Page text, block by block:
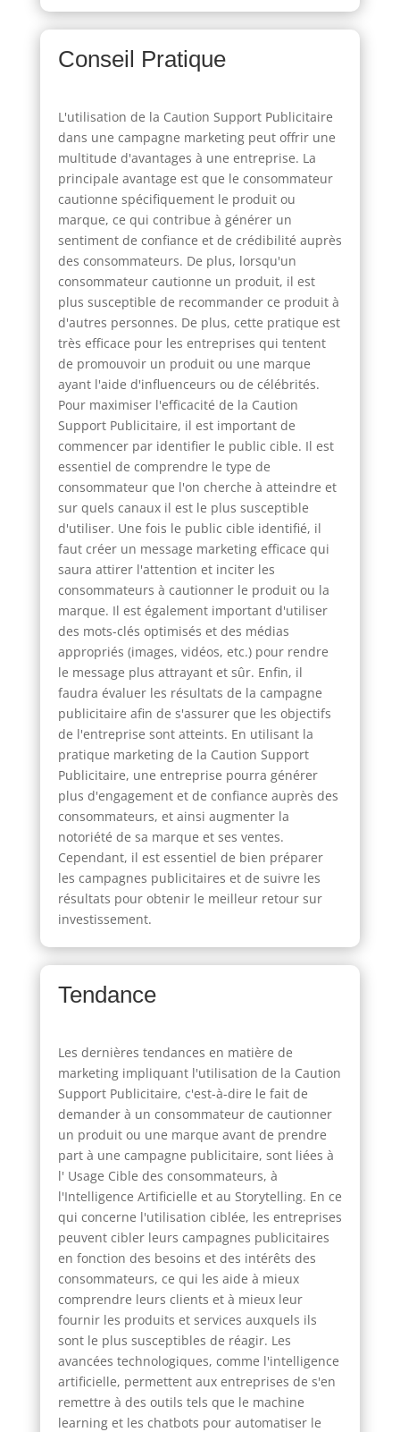
Conseil Pratique
L'utilisation de la Caution Support Publicitaire
dans une campagne marketing peut offrir une
multitude d'avantages à une entreprise. La
principale avantage est que le consommateur
cautionne spécifiquement le produit ou
marque, ce qui contribue à générer un
sentiment de confiance et de crédibilité auprès
des consommateurs. De plus, lorsqu'un
consommateur cautionne un produit, il est
plus susceptible de recommander ce produit à
d'autres personnes. De plus, cette pratique est
très efficace pour les entreprises qui tentent
de promouvoir un produit ou une marque
ayant l'aide d'influenceurs ou de célébrités.
Pour maximiser l'efficacité de la Caution
Support Publicitaire, il est important de
commencer par identifier le public cible. Il est
essentiel de comprendre le type de
consommateur que l'on cherche à atteindre et
sur quels canaux il est le plus susceptible
d'utiliser. Une fois le public cible identifié, il
faut créer un message marketing efficace qui
saura attirer l'attention et inciter les
consommateurs à cautionner le produit ou la
marque. Il est également important d'utiliser
des mots-clés optimisés et des médias
appropriés (images, vidéos, etc.) pour rendre
le message plus attrayant et sûr. Enfin, il
faudra évaluer les résultats de la campagne
publicitaire afin de s'assurer que les objectifs
de l'entreprise sont atteints. En utilisant la
pratique marketing de la Caution Support
Publicitaire, une entreprise pourra générer
plus d'engagement et de confiance auprès des
consommateurs, et ainsi augmenter la
notoriété de sa marque et ses ventes.
Cependant, il est essentiel de bien préparer
les campagnes publicitaires et de suivre les
résultats pour obtenir le meilleur retour sur
investissement.
Tendance
Les dernières tendances en matière de
marketing impliquant l'utilisation de la Caution
Support Publicitaire, c'est-à-dire le fait de
demander à un consommateur de cautionner
un produit ou une marque avant de prendre
part à une campagne publicitaire, sont liées à
l' Usage Cible des consommateurs, à
l'Intelligence Artificielle et au Storytelling. En ce
qui concerne l'utilisation ciblée, les entreprises
peuvent cibler leurs campagnes publicitaires
en fonction des besoins et des intérêts des
consommateurs, ce qui les aide à mieux
comprendre leurs clients et à mieux leur
fournir les produits et services auxquels ils
sont le plus susceptibles de réagir. Les
avancées technologiques, comme l'intelligence
artificielle, permettent aux entreprises de s'en
remettre à des outils tels que le machine
learning et les chatbots pour automatiser le